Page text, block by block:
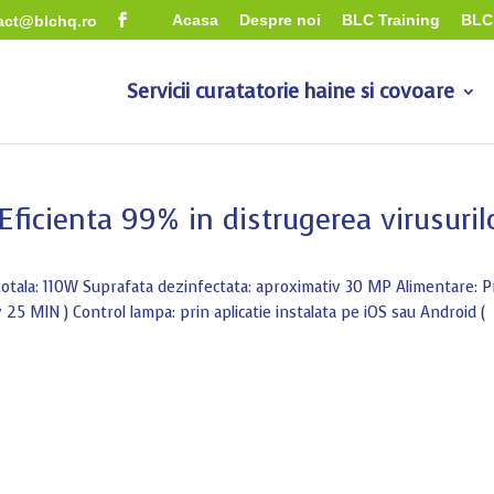
Acasa Despre noi BLC Training
Servicii curatatorie haine si covoare
99% in distrugerea
110W Suprafata dezinfectata: aproximativ 30 MP Alimentare:
MIN ) Control lampa: prin aplicatie instalata pe iOS sau Android (